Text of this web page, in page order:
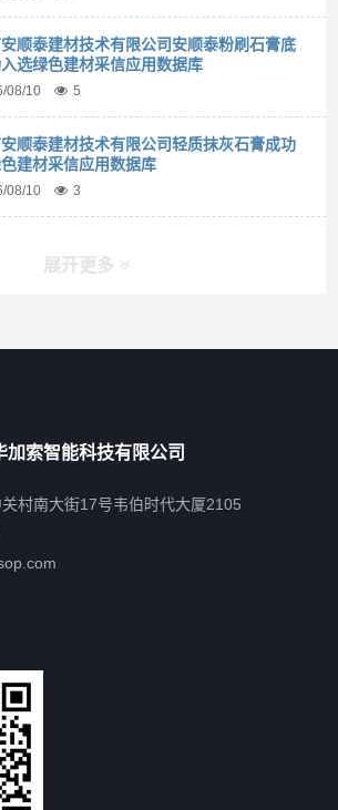
顺泰建材技术有限公司安顺泰粉刷石膏底
选绿色建材采信应用数据库
08/10 5
顺泰建材技术有限公司轻质抹灰石膏成功
建材采信应用数据库
08/10 3
展开更多
加索智能科技有限公司
村南大街17号韦伯时代大厦2105